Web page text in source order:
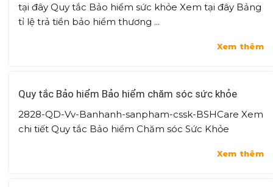
tại đây Quy tắc Bảo hiểm sức khỏe Xem tại đây Bảng
tỉ lệ trả tiền bảo hiểm thương ...
Xem thêm
Quy tắc Bảo hiểm Bảo hiểm chăm sóc sức khỏe
2828-QD-Vv-Banhanh-sanpham-cssk-BSHCare Xem
chi tiết Quy tắc Bảo hiểm Chăm sóc Sức Khỏe
Xem thêm